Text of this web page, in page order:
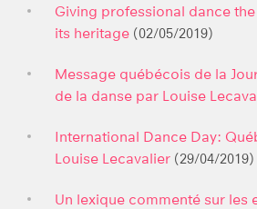
Giving professional dance
its heritage (02/05/2019)
Message québécois de la
de la danse par Louise
International Dance Day:
Louise Lecavalier (29/04/2019)
Un lexique commenté sur les